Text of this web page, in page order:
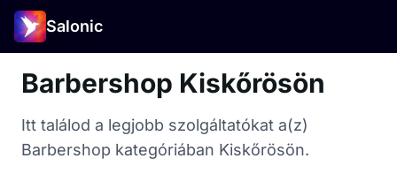
Salonic
Barbershop Kiskőrösön
Itt találod a legjobb szolgáltatókat a(z)
Barbershop kategóriában Kiskőrösön.